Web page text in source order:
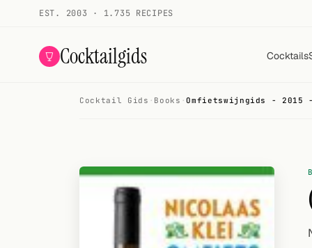
EST. 2003 · 1.735 RECIPES
Cocktailgids Cocktails
Cocktail Gids · Books ·Omfietswijngids - 2015